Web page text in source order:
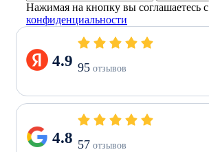
Нажимая на кнопку вы соглашаетесь с
конфиденциальности
4.9 95 отзывов
4.8 57 отзывов